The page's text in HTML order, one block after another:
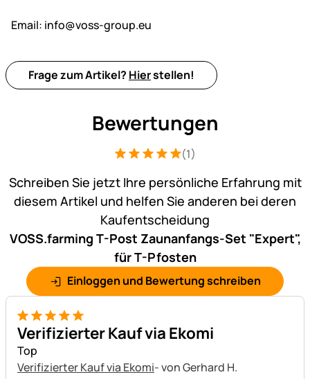
Email: info@voss-group.eu
Frage zum Artikel? Hierstellen!
Bewertungen
Bewertung: 5 von 5 (1 Bewertungen)
1 Bewertung(1)
Schreiben Sie jetzt Ihre persönliche Erfahrung mit
diesem Artikel und helfen Sie anderen bei deren
Kaufentscheidung
VOSS.farming T-Post Zaunanfangs-Set "Expert",
für T-Pfosten
Einloggen und Bewertung schreiben
5 von 5
Verifizierter Kauf via Ekomi
Top
Verifizierter Kauf via Ekomi- von Gerhard H.